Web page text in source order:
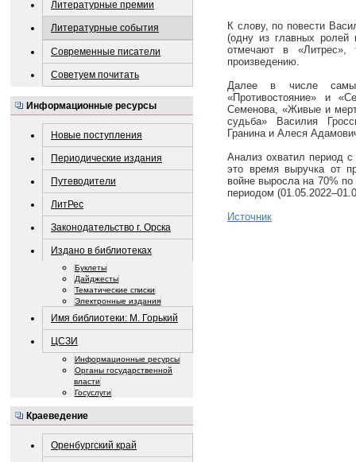
Литературные премии
Литературные события
Современные писатели
Советуем почитать
Информационные ресурсы
Новые поступления
Периодические издания
Путеводители
ЛитРес
Законодательство г. Орска
Издано в библиотеках
Буклеты
Дайджесты
Тематические списки
Электронные издания
Имя библиотеки: М. Горький
ЦСЗИ
Информационные ресурсы
Органы государственной
власти
Госуслуги
Краеведение
Оренбургский край
К слову, по повести
(одну из главных
отмечают в «Литрес»,
произведению.
Далее в числе самых
«Противостояние» и
Семенова, «Живые и
судьба» Василия
Гранина и Алеся
Анализ охватил период
это время выручка от
войне выросла на 70%
периодом
Источник